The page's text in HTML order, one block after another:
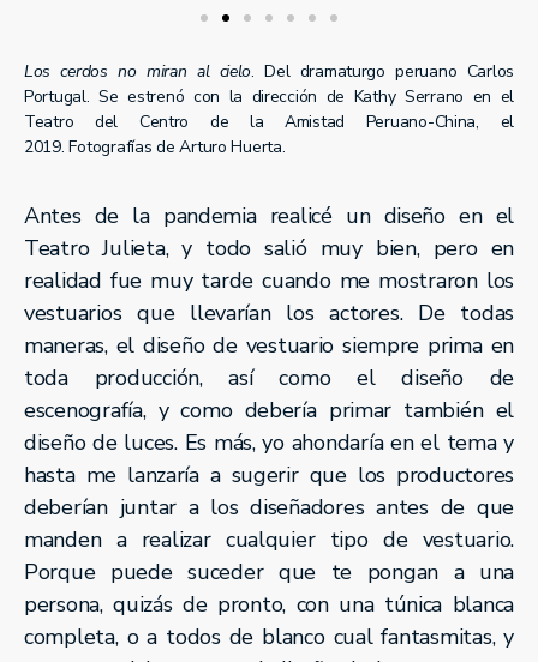
Los cerdos no miran al cielo. Del dramaturgo peruano Carlos
Portugal. Se estrenó con la dirección de Kathy Serrano en el
Teatro del Centro de la Amistad Peruano-China, el
2019.Fotografías de Arturo Huerta.
Antes de la pandemia realicé un diseño en el
Teatro Julieta, y todo salió muy bien, pero en
realidad fue muy tarde cuando me mostraron los
vestuarios que llevarían los actores. De todas
maneras, el diseño de vestuario siempre prima en
toda producción, así como el diseño de
escenografía, y como debería primar también el
diseño de luces. Es más, yo ahondaría en el tema y
hasta me lanzaría a sugerir que los productores
deberían juntar a los diseñadores antes de que
manden a realizar cualquier tipo de vestuario.
Porque puede suceder que te pongan a una
persona, quizás de pronto, con una túnica blanca
completa, o a todos de blanco cual fantasmitas, y